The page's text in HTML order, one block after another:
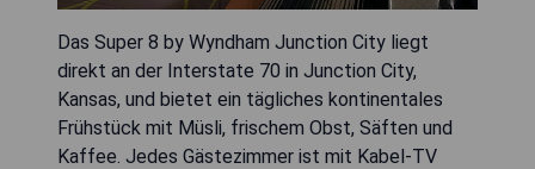
Das Super 8 by Wyndham Junction City liegt
direkt an der Interstate 70 in Junction City,
Kansas, und bietet ein tägliches kontinentales
Frühstück mit Müsli, frischem Obst, Säften und
Kaffee. Jedes Gästezimmer ist mit Kabel-TV